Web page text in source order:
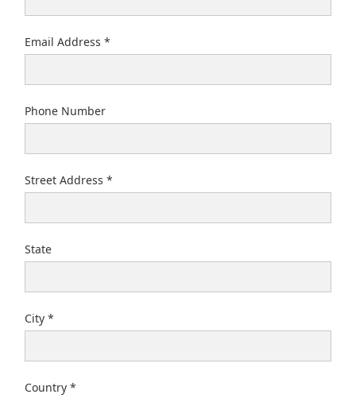
Email Address
Phone Number
Street Address
State
City
Country